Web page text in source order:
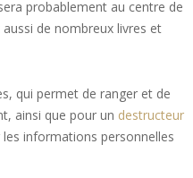
probablement au centre de
de nombreux livres et
qui permet de ranger et de
ainsi que pour un destructeur
informations personnelles